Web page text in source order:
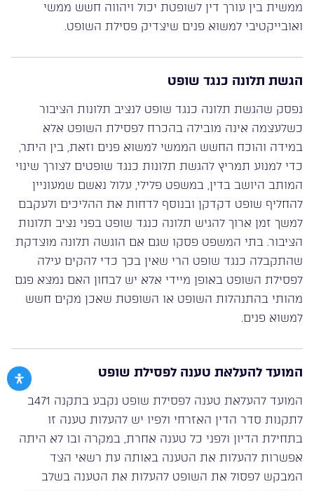
ממשית בין עורך דין לשופטת יכול ויהווה חשש ממשי
ואובייקטיבי למשוא פנים שיצדיק פסילת השופט.
הגשת תלונה כנגד שופט
נפסק שהגשת תלונה כנגד שופט לנציב תלונות הציבור
כשלעצמה אינה מובילה בהכרח לפסילת השופט אלא
במידה והוכח החשש הממשי למשוא פנים וזאת, בין היתר,
כדי למנוע תמריץ להגשת תלונות כנגד שופטים לצורך שינוי
המותב היושב בדין, במשפט פלילי, עלול נאשם שמעוניין
להחליף שופט דקדקן ובנוסף לדחות את ההליכים ולעקבם
למשך זמן ארוך להגיש תלונה כנגד שופט בפני נציב תלונות
הציבור. בתי המשפט פסקו שגם אם הוגשה תלונה מוצדקת
שהתקבלה כנגד שופט הרי שאין בכך כדי להקים עילה
לפסילת השופט באופן מיידי אלא יש לבחון האם נמצא פגם
מהותי בהתנהלות השופט או השופטת שאכן מקים חשש
למשוא פנים.
המועד להעלאת טענה לפסילת שופט
המועד להעלאת טענה לפסילת שופט נקבע בתקנה 471ב
לתקנות סדר הדין האזרחי ולפיו יש להעלות טענה זו
בתחילת הדיון ולפני כל טענה אחרת, במקרה ובו לא היתה
אפשרות להעלות את הטענה באותה עת רשאי הצד
המבקש לפסול את השופט להעלות את הטענה בשלב